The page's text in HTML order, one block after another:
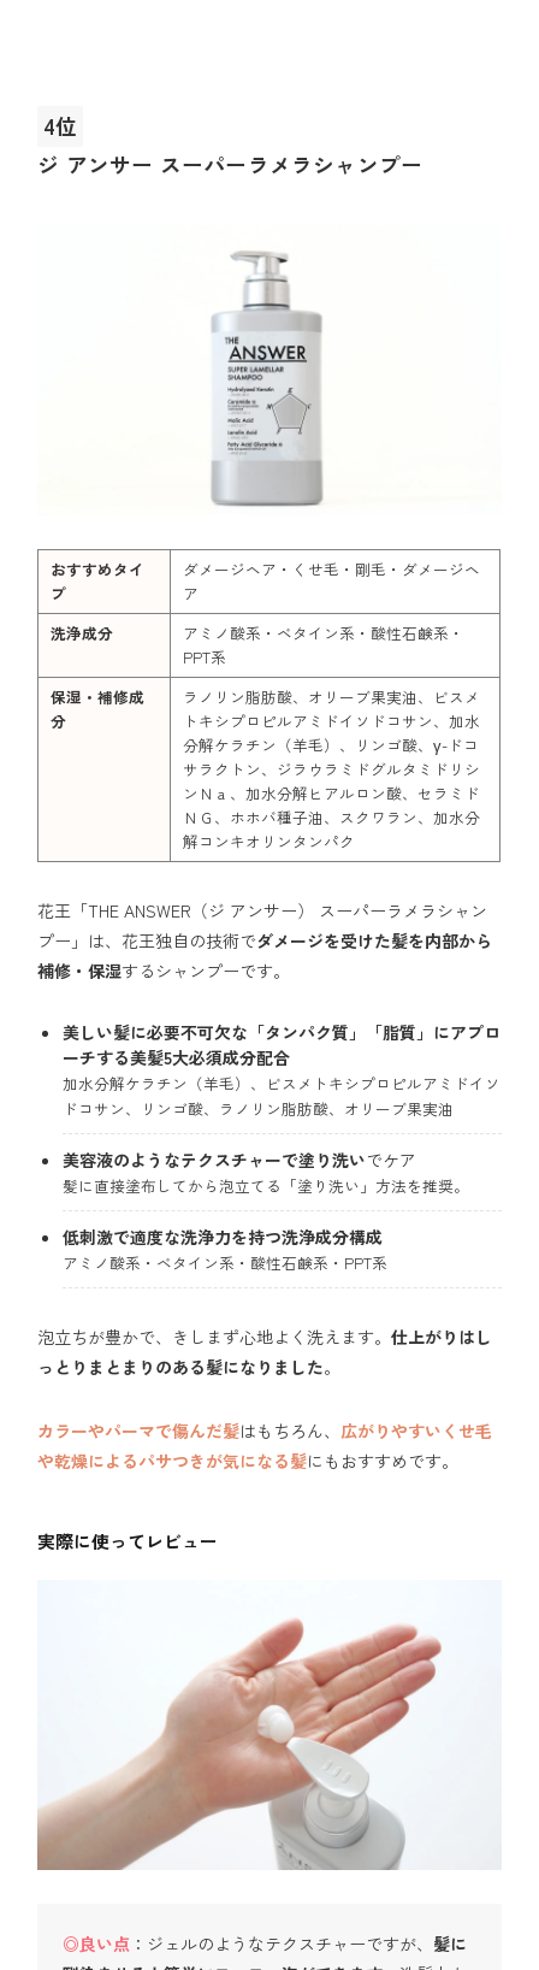
4位
ジ アンサー スーパーラメラシャンプー
おすすめタイ
プ
ダメージヘア・くせ毛・剛毛・ダメージヘ
ア
洗浄成分
アミノ酸系・ベタイン系・酸性石鹸系・
PPT系
保湿・補修成
分
ラノリン脂肪酸、オリーブ果実油、ビスメ
トキシプロピルアミドイソドコサン、加水
分解ケラチン（羊毛）、リンゴ酸、γ-ドコ
サラクトン、ジラウラミドグルタミドリシ
ンＮａ、加水分解ヒアルロン酸、セラミド
ＮＧ、ホホバ種子油、スクワラン、加水分
解コンキオリンタンパク
花王「THE ANSWER（ジ アンサー） スーパーラメラシャン
プー」は、花王独自の技術でダメージを受けた髪を内部から
補修・保湿するシャンプーです。
美しい髪に必要不可欠な「タンパク質」「脂質」にアプロ
ーチする美髪5大必須成分配合
加水分解ケラチン（羊毛）、ビスメトキシプロピルアミドイソ
ドコサン、リンゴ酸、ラノリン脂肪酸、オリーブ果実油
美容液のようなテクスチャーで塗り洗いでケア
髪に直接塗布してから泡立てる「塗り洗い」方法を推奨。
低刺激で適度な洗浄力を持つ洗浄成分構成
アミノ酸系・ベタイン系・酸性石鹸系・PPT系
泡立ちが豊かで、きしまず心地よく洗えます。仕上がりはし
っとりまとまりのある髪になりました。
カラーやパーマで傷んだ髪はもちろん、広がりやすいくせ毛
や乾燥によるパサつきが気になる髪にもおすすめです。
実際に使ってレビュー
◎良い点 ：ジェルのようなテクスチャーですが、 髪に